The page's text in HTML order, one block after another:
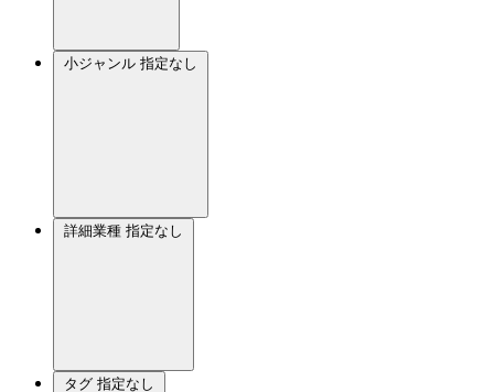
小ジャンル 指定なし
詳細業種 指定なし
タグ 指定なし